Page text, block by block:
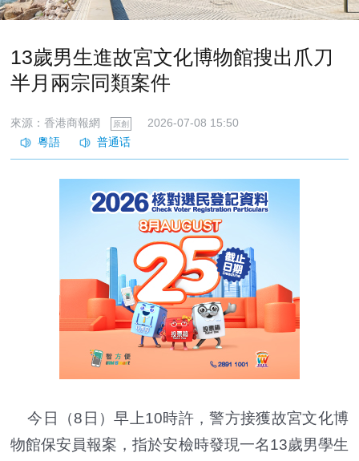
13歲男生進故宮文化博物館搜出爪刀
半月兩宗同類案件
來源：香港商報網 原創 2026-07-08 15:50
今日（8日）早上10時許，警方接獲故宮文化博
物館保安員報案，指於安檢時發現一名13歲男學生